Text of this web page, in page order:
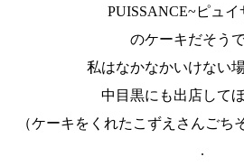
PUISSANCE~ピュイ
のケーキだそうで
私はなかなかいけない
中目黒にも出店して
（ケーキをくれたこずえさんごち
.